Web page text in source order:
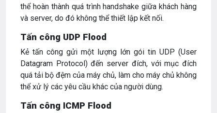
thể hoàn thành quá trình handshake giữa khách hàng
và server, do đó không thể thiết lập kết nối.
Tấn công UDP Flood
Kẻ tấn công gửi một lượng lớn gói tin UDP (User
Datagram Protocol) đến server đích, với mục đích
quá tải bộ đệm của máy chủ, làm cho máy chủ không
thể xử lý các yêu cầu khác của người dùng.
Tấn công ICMP Flood